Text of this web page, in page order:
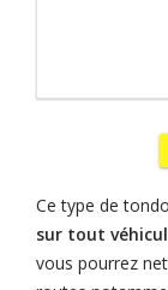
Ce type de
sur tout
vous pourrez